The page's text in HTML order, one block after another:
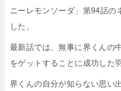
ニーレモンソーダ」第94話の
した。
最新話では、無事に界くんの
をゲットすることに成功した
界くんの自分が知らない思い